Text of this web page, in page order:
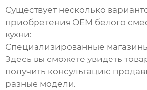
Существует несколько
приобретения OEM белого
кухни:
Специализированные
Здесь вы сможете увидеть
получить консультацию
разные модели.